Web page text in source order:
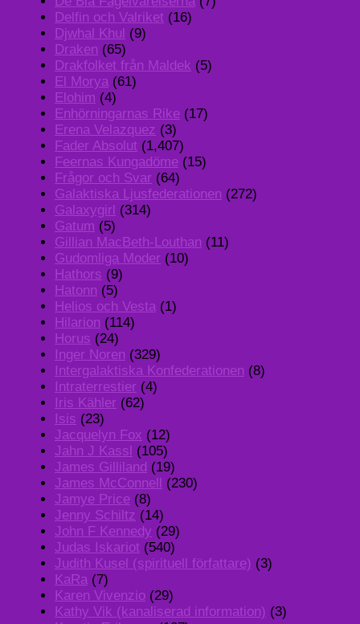
Delfin och Valriket (16)
Djwhal Khul (9)
Draken (65)
Drakfolket från Maldek (5)
El Morya (61)
Elohim (4)
Enhörningarnas Rike (17)
Erena Velazquez (3)
Fader Absolut (1,407)
Feernas Kungadöme (15)
Frågor och Svar (64)
Galaktiska Ljusfederationen (272)
Galaxygirl (314)
Gatum (5)
Gillian MacBeth-Louthan (11)
Gudomliga Moder (10)
Hathors (9)
Hatonn (5)
Helios och Vesta (1)
Hilarion (114)
Horus (24)
Inger Noren (329)
Intergalaktiska Konfederationen (8)
Intraterrestier (4)
Iris Kähler (62)
Isis (23)
Jacquelyn Fox (12)
Jahn J Kassl (105)
James Gilliland (19)
James McConnell (230)
Jamye Price (8)
Jenny Schiltz (14)
John F Kennedy (29)
Judas Iskariot (540)
Judith Kusel (spirituell författare) (3)
KaRa (7)
Karen Vivenzio (29)
Kathy Vik (kanaliserad information) (3)